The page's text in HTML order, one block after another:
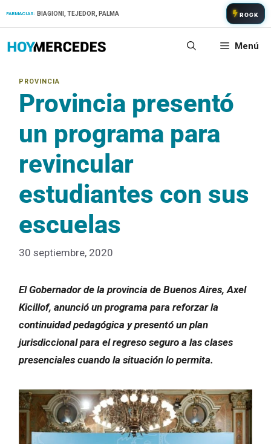
FARMACIAS: BIAGIONI, TEJEDOR, PALMA ROCK
Menú
Provincia presentó
un programa para
revincular
estudiantes con sus
escuelas
30 septiembre, 2020
El Gobernador de la provincia de Buenos Aires, Axel
Kicillof, anunció un programa para reforzar la
continuidad pedagógica y presentó un plan
jurisdiccional para el regreso seguro a las clases
presenciales cuando la situación lo permita.